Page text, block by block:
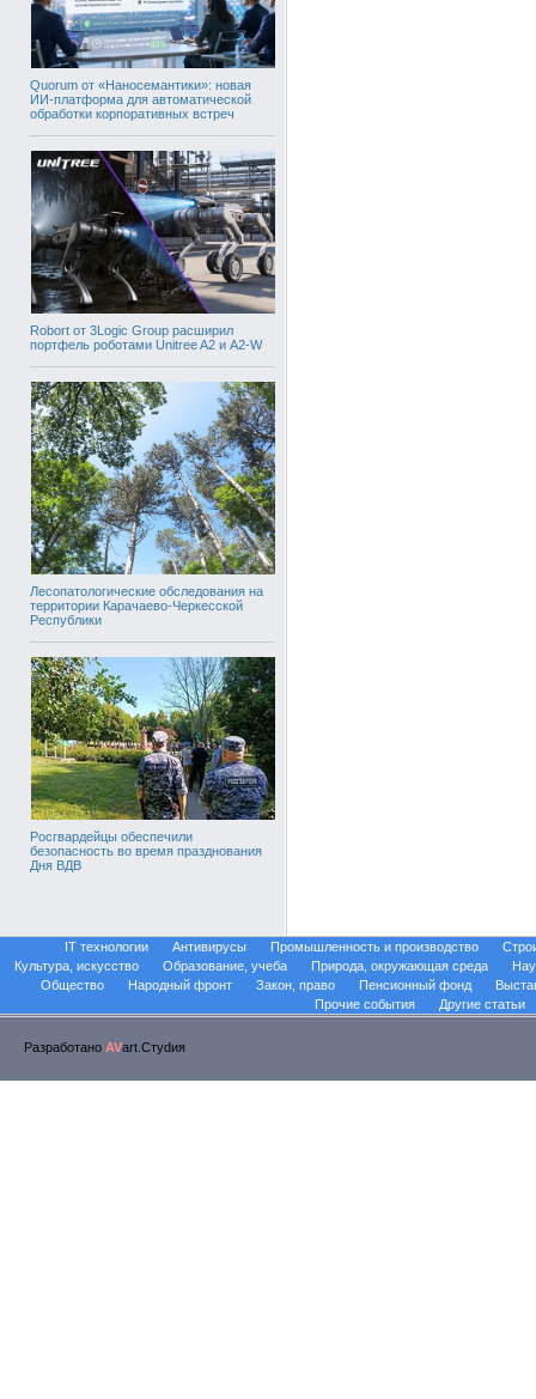
Quorum от «Наносемантики»: новая
ИИ-платформа для автоматической
обработки корпоративных встреч
Robort от 3Logic Group расширил
портфель роботами Unitree A2 и A2-W
Лесопатологические обследования на
территории Карачаево-Черкесской
Республики
Росгвардейцы обеспечили
безопасность во время празднования
Дня ВДВ
IT технологии Антивирусы Промышленность и производство
Культура, искусство
Образование, учеба Природа, окружающая среда
Общество
Народный фронт Закон, право Пенсионный фонд
Прочие события
Другие статьи
Разработано AVart.Стуdия